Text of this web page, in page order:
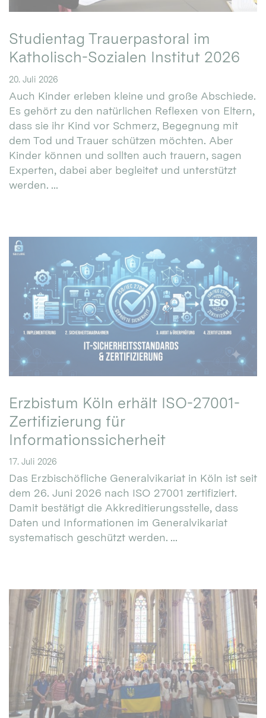
Studientag Trauerpastoral im
Katholisch-Sozialen Institut 2026
20. Juli 2026
Auch Kinder erleben kleine und große Abschiede.
Es gehört zu den natürlichen Reflexen von Eltern,
dass sie ihr Kind vor Schmerz, Begegnung mit
dem Tod und Trauer schützen möchten. Aber
Kinder können und sollten auch trauern, sagen
Experten, dabei aber begleitet und unterstützt
werden. ...
Erzbistum Köln erhält ISO-27001-
Zertifizierung für
Informationssicherheit
17. Juli 2026
Das Erzbischöfliche Generalvikariat in Köln ist seit
dem 26. Juni 2026 nach ISO 27001 zertifiziert.
Damit bestätigt die Akkreditierungsstelle, dass
Daten und Informationen im Generalvikariat
systematisch geschützt werden. ...